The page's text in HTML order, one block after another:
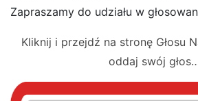
Zapraszamy do udziału w
Kliknij i przejdź na stronę Głosu
oddaj swój